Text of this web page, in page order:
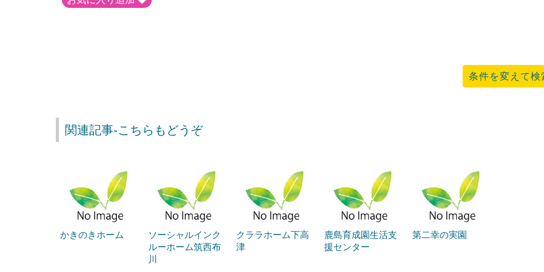
条件を変えて検
関連記事-こちらもどうぞ
かきのきホーム
ソーシャルインク
ルーホーム筑西布
川
クララホーム下高
津
鹿島育成園生活支
援センター
第二幸の実園